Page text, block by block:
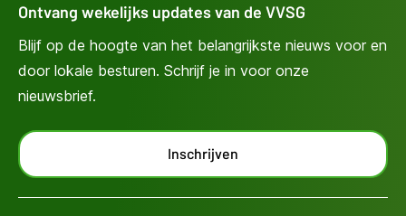
Ontvang wekelijks updates van de VVSG
Blijf op de hoogte van het belangrijkste nieuws voor en
door lokale besturen. Schrijf je in voor onze
nieuwsbrief.
Inschrijven